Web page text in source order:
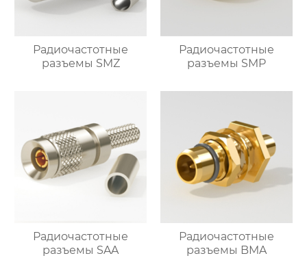
Радиочастотные
разъемы SMZ
Радиочастотные
разъемы SMP
Радиочастотные
разъемы SAA
Радиочастотные
разъемы BMA